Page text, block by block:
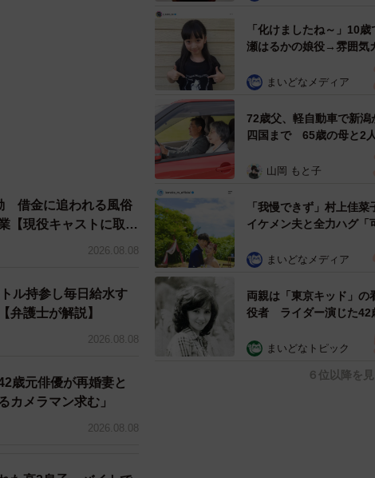
ています。
星座、趣味、座右の
たことでジェネレー
だとか。コメント欄
た。
型だった』『動物占
うな感覚の方がたく
とも知り、あらため
というあさみさんで
借金に追われる風俗
【現役キャストに取
2026.08.08
ル持参し毎日給水す
弁護士が解説】
2026.08.08
歳元俳優が再婚妻と
メラマン求む」
2026.08.08
「化けましたね～」10歳
瀬はるかの娘役→雰囲気
雰囲気が」「宝塚に入れそ
まいどなメディア
72歳父、軽自動車で新潟
四国まで 65歳の母と2
憩まで分刻み… 「大学生
山岡 もと子
「我慢できず」村上佳菜
イケメン夫と全力ハグ「
まいどなメディア
両親は「東京キッド」の
役者 ライダー演じた42
ングフォト」計画を明言
まいどなトピック
６位以降を